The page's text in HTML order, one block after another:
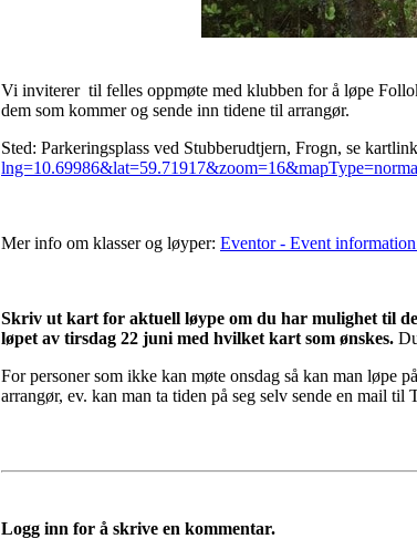
Vi inviterer til felles oppmøte med klubben for å løpe
dem som kommer og sende inn tidene til arrangør.
Sted: Parkeringsplass ved Stubberudtjern, Frogn, se
Mer info om klasser og løyper: Eventor - Event
Skriv ut kart for aktuell løype om du har mulighet til
løpet av tirsdag 22 juni med hvilket kart som ønskes.
For personer som ikke kan møte onsdag så kan man løpe
arrangør, ev. kan man ta tiden på seg selv sende en mail
Logg inn for å skrive en kommentar.